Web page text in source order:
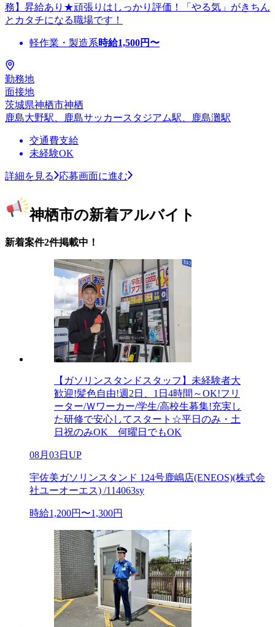
務】昇給あり★頑張りはしっかり評価！「やる気」がきちん
とカタチになる職場です！
軽作業・製造系時給1,500円〜
勤務地
面接地
茨城県神栖市神栖
鹿島大野駅、鹿島サッカースタジアム駅、鹿島灘駅
交通費支給
未経験OK
詳細を見る 応募画面に進む
神栖市の新着アルバイト
新着案件2件掲載中！
【ガソリンスタンドスタッフ】未経験者大
歓迎!髪色自由!週2日、1日4時間～OK!フリ
ーター/Ｗワーカー/学生/高校生募集!充実し
た研修で安心してスタート☆平日のみ・土
日祝のみOK 何曜日でもOK
08月03日UP
宇佐美ガソリンスタンド 124号鹿嶋店(ENEOS)(株式会
社ユーオーエス) /114063sy
時給1,200円〜1,300円